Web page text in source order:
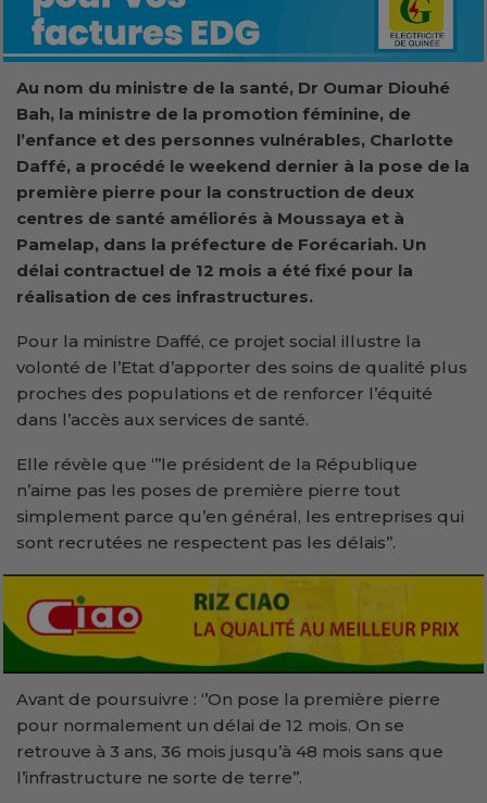
Au nom du ministre de la santé, Dr Oumar Diouhé
Bah, la ministre de la promotion féminine, de
l’enfance et des personnes vulnérables, Charlotte
Daffé, a procédé le weekend dernier à la pose de la
première pierre pour la construction de deux
centres de santé améliorés à Moussaya et à
Pamelap, dans la préfecture de Forécariah. Un
délai contractuel de 12 mois a été fixé pour la
réalisation de ces infrastructures.
Pour la ministre Daffé, ce projet social illustre la
volonté de l’Etat d’apporter des soins de qualité plus
proches des populations et de renforcer l’équité
dans l’accès aux services de santé.
Elle révèle que ‘’’le président de la République
n’aime pas les poses de première pierre tout
simplement parce qu’en général, les entreprises qui
sont recrutées ne respectent pas les délais’’.
Avant de poursuivre : ‘’On pose la première pierre
pour normalement un délai de 12 mois. On se
retrouve à 3 ans, 36 mois jusqu’à 48 mois sans que
l’infrastructure ne sorte de terre’’.